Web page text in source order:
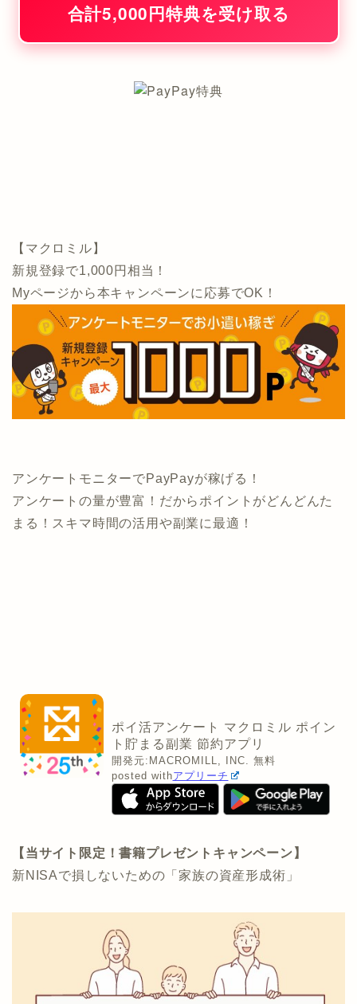
合計5,000円特典を受け取る
【マクロミル】
新規登録で1,000円相当！
Myページから本キャンペーンに応募でOK！
アンケートモニターでPayPayが稼げる！
アンケートの量が豊富！だからポイントがどんどんた
まる！スキマ時間の活用や副業に最適！
ポイ活アンケート マクロミル ポイン
ト貯まる副業 節約アプリ
開発元: MACROMILL, INC. 無料
posted withアプリーチ
【当サイト限定！書籍プレゼントキャンペーン】
新NISAで損しないための「家族の資産形成術」